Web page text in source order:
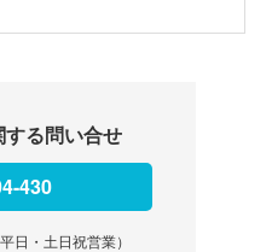
る問い合せ
430
日・土日祝営業）